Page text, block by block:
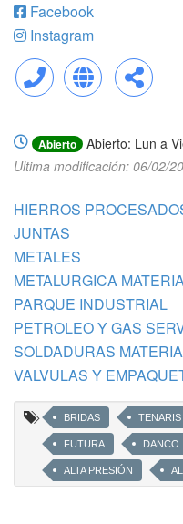
Facebook
Instagram
Llamar Web Compartir
Abierto
Abierto: Lun a
Ultima modificación: 06/02/
HIERROS
JUNTAS
METALES
METALURGICA
PARQUE INDUSTRIAL
PETROLEO Y GAS
SOLDADURAS
VALVULAS Y
BRIDAS
FUTURA DANCO
ALTA PRESIÓN